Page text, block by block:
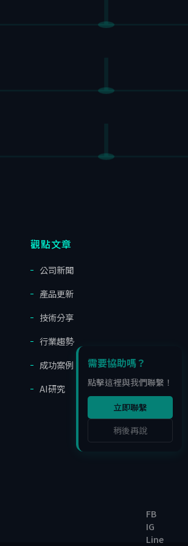
觀點文章
公司新聞
產品更新
技術分享
行業趨勢
成功案例
AI研究
FB
IG
Line
需要協助嗎？
點擊這裡與我們聯繫！
立即聯繫
稍後再說